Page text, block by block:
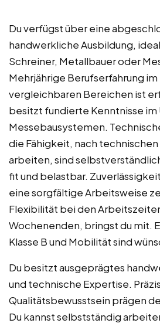
Du verfügst über eine
handwerkliche Ausbildung,
Schreiner, Metallbauer oder
Mehrjährige Berufserfahrung
vergleichbaren Bereichen ist
besitzt fundierte Kenntnisse im
Messebausystemen.
die Fähigkeit, nach
arbeiten, sind
fit und belastbar.
eine sorgfältige Arbeitsweise
Flexibilität bei den
Wochenenden, bringst du mit.
Klasse B und Mobilität sind
Du besitzt ausgeprägtes
und technische Expertise.
Qualitätsbewusstsein prägen
Du kannst selbstständig